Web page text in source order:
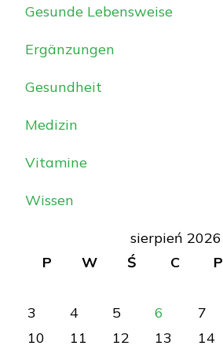
Gesunde Lebensweise
Ergänzungen
Gesundheit
Medizin
Vitamine
Wissen
sierpień 2026
P
W Ś C P
3
4 5 6 7
10
11 12 13 14